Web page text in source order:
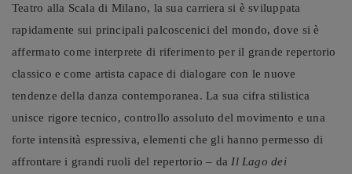
Teatro alla Scala di Milano, la sua carriera si è sviluppata
rapidamente sui principali palcoscenici del mondo, dove si è
affermato come interprete di riferimento per il grande repertorio
classico e come artista capace di dialogare con le nuove
tendenze della danza contemporanea. La sua cifra stilistica
unisce rigore tecnico, controllo assoluto del movimento e una
forte intensità espressiva, elementi che gli hanno permesso di
affrontare i grandi ruoli del repertorio – da Il Lago dei